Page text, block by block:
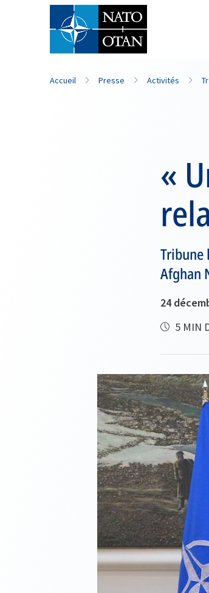
Nom de famille*
Accueil Presse Activités
«
Tribune
Afghan
24
5 MIN